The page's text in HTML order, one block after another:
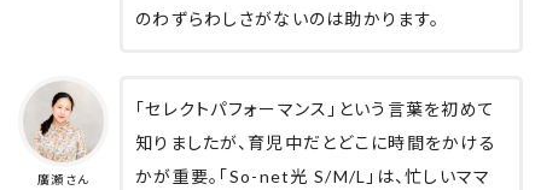
のわずらわしさがないのは助かります。
廣瀬さん
「セレクトパフォーマンス」という言葉を初めて
知りましたが、育児中だとどこに時間をかける
かが重要。「So-net光 S/M/L」は、忙しいママ